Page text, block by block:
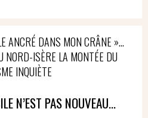
ANCRÉ DANS MON CRÂNE »…
NORD-ISÈRE LA MONTÉE DU
INQUIÈTE
N’EST PAS NOUVEAU...